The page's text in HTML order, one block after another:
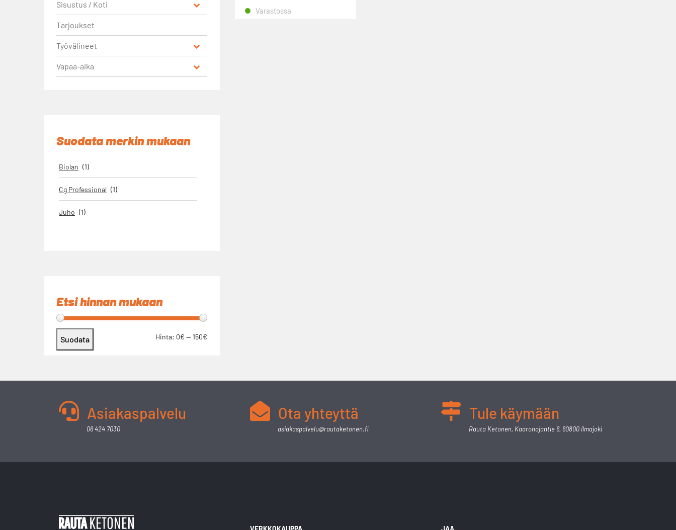
Sisustus / Koti
Tarjoukset
Työvälineet
Vapaa-aika
Suodata merkin mukaan
Biolan (1)
Cg Professional (1)
Juho (1)
Etsi hinnan mukaan
Suodata Hinta: 0€ — 150€
Varastossa
Asiakaspalvelu
06 424 7030
Ota yhteyttä
asiakaspalvelu@rautaketonen.fi
Tule käymään
Rauta Ketonen, Kaaronojantie 6, 60800 Ilmajoki